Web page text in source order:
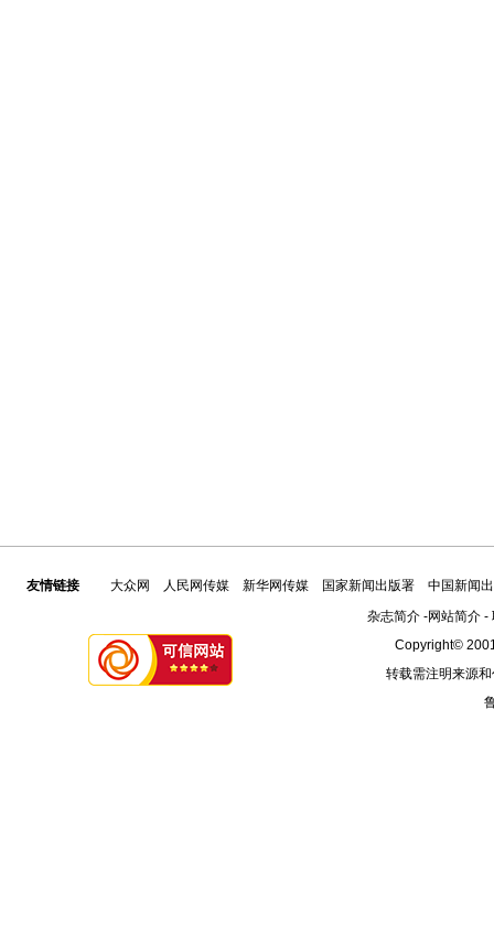
友情链接 大众网 人民网传媒 新华网传媒 国家新闻出版署
中国新闻
杂志简介-网站简介-
Copyright©
转载需注明来源